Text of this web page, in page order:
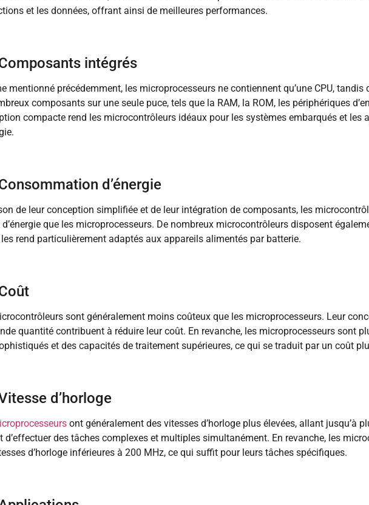
et les données, offrant ainsi de meilleures performances.
intégrés
mentionné précédemment, les microprocesseurs ne contiennent qu’une CPU,
composants sur une seule puce, tels que la RAM, la ROM, les périphériques
compacte rend les microcontrôleurs idéaux pour les systèmes embarqués et
d’énergie
de leur conception simplifiée et de leur intégration de composants, les
que les microprocesseurs. De nombreux microcontrôleurs disposent
rend particulièrement adaptés aux appareils alimentés par batterie.
sont généralement moins coûteux que les microprocesseurs. Leur
quantité contribuent à réduire leur coût. En revanche, les microprocesseurs sont
et des capacités de traitement supérieures, ce qui se traduit par un coût
d’horloge
ont généralement des vitesses d’horloge plus élevées, allant jusqu’à
d’effectuer des tâches complexes et multiples simultanément. En revanche, les
d’horloge inférieures à 200 MHz, ce qui suffit pour leurs tâches spécifiques.